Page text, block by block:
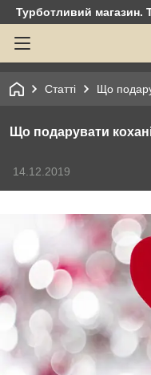
Турботливий магазин.
Статті Що
Що подарувати
14.12.2019